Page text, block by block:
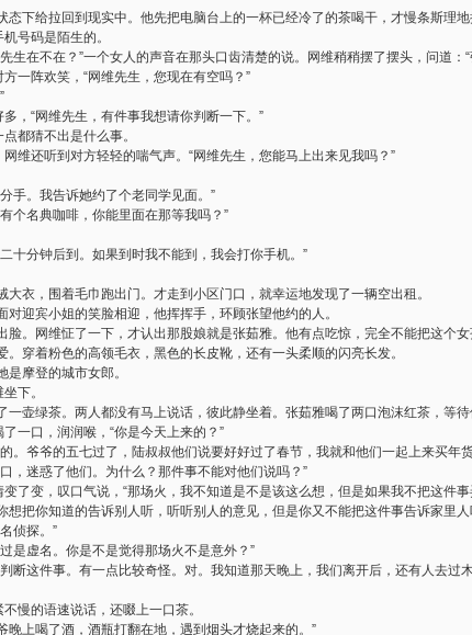
下给拉回到现实中。他先把电脑台上的一杯已经冷了的茶喝干，才慢条斯理地
号码是陌生的。
生在不在？”一个女人的声音在那头口齿清楚的说。网维稍稍摆了摆头，问道：
一阵欢笑，“网维先生，您现在有空吗？”
，“网维先生，有件事我想请你判断一下。”
都猜不出是什么事。
维还听到对方轻轻的喘气声。“网维先生，您能马上出来见我吗？”
手。我告诉她约了个老同学见面。”
个名典咖啡，你能里面在那等我吗？”
十分钟后到。如果到时我不能到，我会打你手机。”
大衣，围着毛巾跑出门。才走到小区门口，就幸运地发现了一辆空出租。
迎宾小姐的笑脸相迎，他挥挥手，环顾张望他约的人。
脸。网维怔了一下，才认出那股娘就是张茹雅。他有点吃惊，完全不能把这个女
穿着粉色的高领毛衣，黑色的长皮靴，还有一头柔顺的闪亮长发。
摩登的城市女郎。
下。
一壶绿茶。两人都没有马上说话，彼此静坐着。张茹雅喝了两口泡沫红茶，等待
一口，润润喉，“你是今天上来的？”
。爷爷的五七过了，陆叔叔他们说要好好过了春节，我就和他们一起上来买年
，迷惑了他们。为什么？那件事不能对他们说吗？”
变了变，叹口气说，“那场火，我不知道是不是该这么想，但是如果我不把这件
想把你知道的告诉别人听，听听别人的意见，但是你又不能把这件事告诉家里
侦探。”
是虚名。你是不是觉得那场火不是意外？”
断这件事。有一点比较奇怪。对。我知道那天晚上，我们离开后，还有人去过
慢的语速说话，还啜上一口茶。
晚上喝了酒，酒瓶打翻在地，遇到烟头才烧起来的。”